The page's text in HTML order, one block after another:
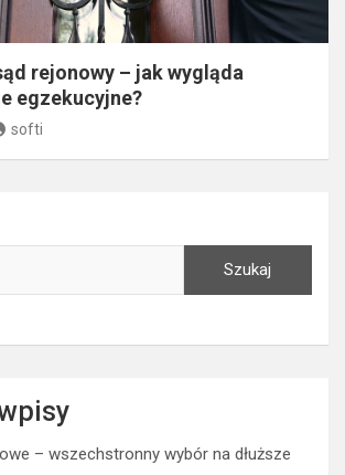
rejonowy – jak wygląda
egzekucyjne?
softi
Szukaj
– wszechstronny wybór na dłuższe